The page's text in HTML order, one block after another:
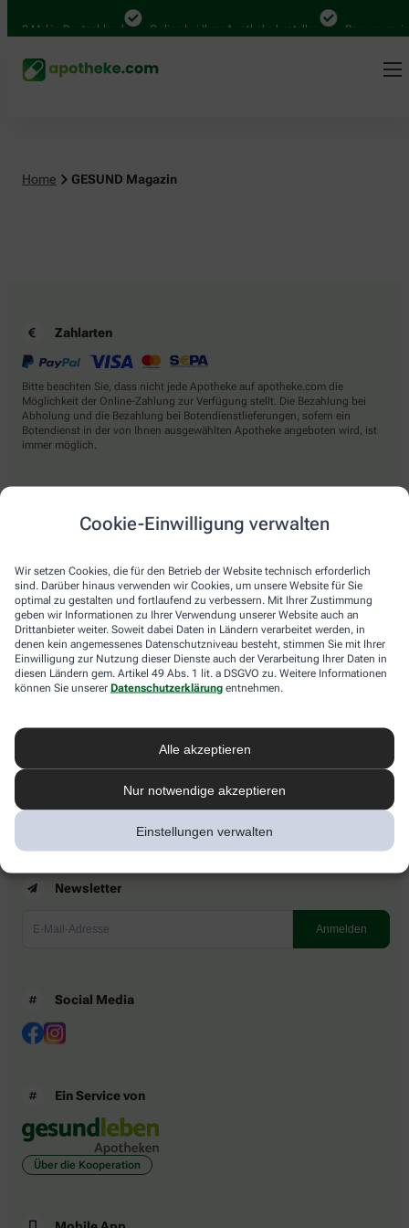
Cookie-Einwilligung verwalten
Wir setzen Cookies, die für den Betrieb der Website technisch erforderlich
sind. Darüber hinaus verwenden wir Cookies, um unsere Website für Sie
optimal zu gestalten und fortlaufend zu verbessern. Mit Ihrer Zustimmung
geben wir Informationen zu Ihrer Verwendung unserer Website auch an
Drittanbieter weiter. Soweit dabei Daten in Ländern verarbeitet werden, in
denen kein angemessenes Datenschutzniveau besteht, stimmen Sie mit Ihrer
Einwilligung zur Nutzung dieser Dienste auch der Verarbeitung Ihrer Daten in
diesen Ländern gem. Artikel 49 Abs. 1 lit. a DSGVO zu. Weitere Informationen
können Sie unserer Datenschutzerklärung entnehmen.
Alle akzeptieren
Nur notwendige akzeptieren
Einstellungen verwalten
Mal in Deutschland Online bei Ihrer Apotheke bestellen Bequem
Home GESUND Magazin
Zahlarten
Bitte beachten Sie, dass nicht jede Apotheke auf apotheke.com die
Möglichkeit der Online-Zahlung zur Verfügung stellt. Die Bezahlung bei
Abholung und die Bezahlung bei Botendienstlieferungen, sofern ein
Botendienst in der von Ihnen ausgewählten Apotheke angeboten wird, ist
immer möglich.
Lieferarten
Botendienst
Nach Verfügbarkeit. Bitte beachten Sie, dass nicht alle Apotheken diesen
Service anbieten.
apotheke.com Informationen
Newsletter
Barrierefreiheitserklärung
Newsletter
Social Media
Ein Service von
Über die Kooperation